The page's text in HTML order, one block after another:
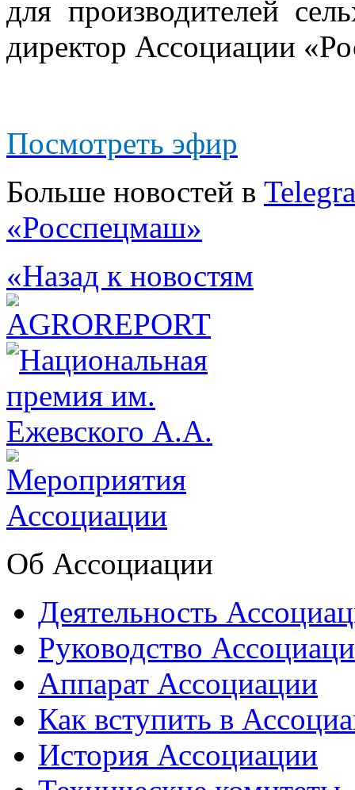
для производителей
директор Ассоциации
Посмотреть эфир
Больше новостей в
«Росспецмаш»
«Назад к новостям
Об Ассоциации
Деятельность
Руководство
Аппарат Ассоциации
Как вступить в
История Ассоциации